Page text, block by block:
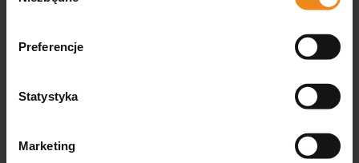
Preferencje
Statystyka
Marketing